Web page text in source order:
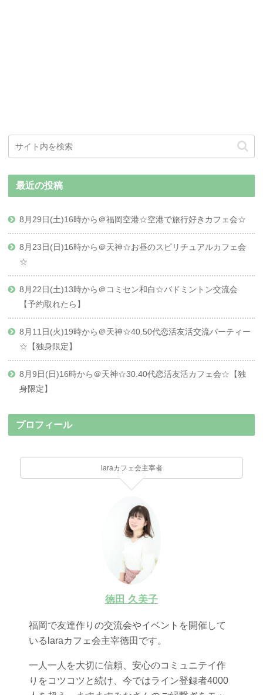
最近の投稿
8月29日(土)16時から＠福岡空港☆空港で旅行好きカフェ会☆
8月23日(日)16時から＠天神☆お昼のスピリチュアルカフェ会
☆
8月22日(土)13時から＠コミセン和白☆バドミントン交流会
【予約取れたら】
8月11日(火)19時から＠天神☆40.50代恋活友活交流パーティー
☆【独身限定】
8月9日(日)16時から＠天神☆30.40代恋活友活カフェ会☆【独
身限定】
プロフィール
laraカフェ会主宰者
徳田 久美子
福岡で友達作りの交流会やイベントを開催して
いるlaraカフェ会主宰徳田です。
一人一人を大切に信頼、安心のコミュニテイ作
りをコツコツと続け、今ではライン登録者4000